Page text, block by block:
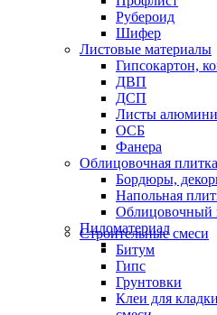
Рубероид
Шифер
Листовые материалы
Гипсокартон,
ДВП
ДСП
Листы
ОСБ
Фанера
Облицовочная
Бордюры,
Напольная
Облицовочный
Пиломатериал
Строительные смеси
Битум
Гипс
Грунтовки
Клеи для